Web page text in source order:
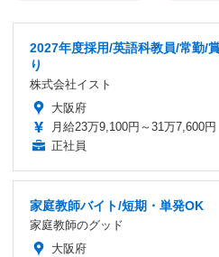
2027年度採用/英語科教員/常勤/
り
株式会社イスト
大阪府
月給23万9,100円～31万7,600円
正社員
家庭教師バイト/短期・単発OK
家庭教師のグッド
大阪府